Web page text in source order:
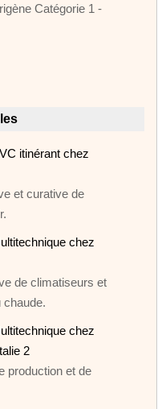
Catégorie 1 -
itinérant chez
et curative de
chez
de climatiseurs et
chaude.
chez
2
production et de